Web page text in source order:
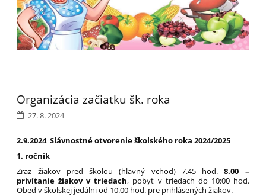
Organizácia začiatku šk. roka
27. 8. 2024
2.9.2024 Slávnostné otvorenie školského roka 2024/2025
1. ročník
Zraz žiakov pred školou (hlavný vchod) 7.45 hod. 8.00 –
privítanie žiakov v triedach, pobyt v triedach do 10:00 hod.
Obed v školskej jedálni od 10.00 hod. pre prihlásených žiakov.